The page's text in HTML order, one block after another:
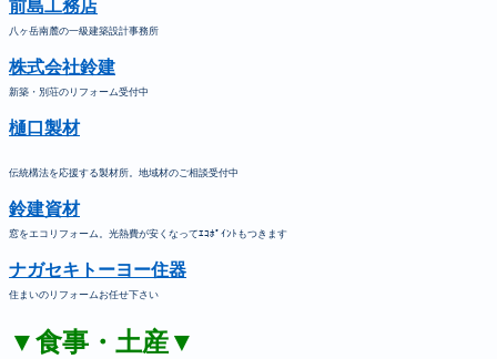
前島工務店
八ヶ岳南麓の一級建築設計事務所
株式会社鈴建
新築・別荘のリフォーム受付中
樋口製材
伝統構法を応援する製材所。地域材のご相談受付中
鈴建資材
窓をエコリフォーム。光熱費が安くなってｴｺﾎﾟｲﾝﾄもつきます
ナガセキトーヨー住器
住まいのリフォームお任せ下さい
▼食事・土産▼